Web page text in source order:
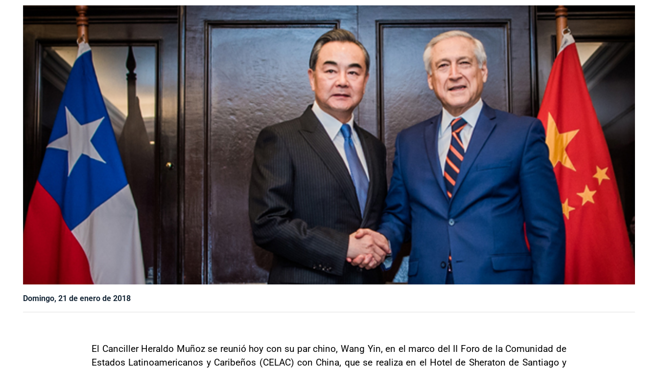
Domingo, 21 de enero de 2018
El Canciller Heraldo Muñoz se reunió hoy con su par chino, Wang Yin, en el marco del II Foro de la Comunidad de
Estados Latinoamericanos y Caribeños (CELAC) con China, que se realiza en el Hotel de Sheraton de Santiago y